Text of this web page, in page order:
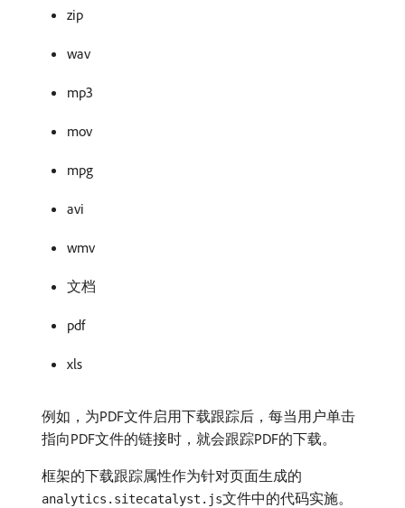
zip
wav
mp3
mov
mpg
avi
wmv
文档
pdf
xls
例如，为PDF文件启用下载跟踪后，每当用户单击
指向PDF文件的链接时，就会跟踪PDF的下载。
框架的下载跟踪属性作为针对页面生成的
analytics.sitecatalyst.js文件中的代码实施。